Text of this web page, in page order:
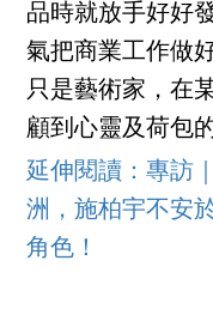
品時就放手好好
氣把商業工作做
只是藝術家，在
顧到心靈及荷包
延伸閱讀：專訪
洲，施柏宇不安
角色！